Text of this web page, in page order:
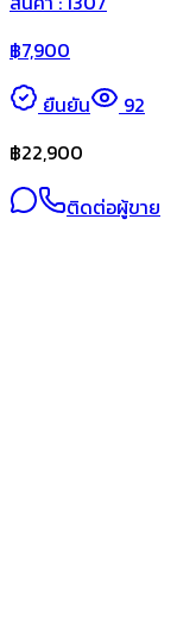
฿7,900
ยืนยัน
92
฿22,900
ติดต่อผู้ขาย